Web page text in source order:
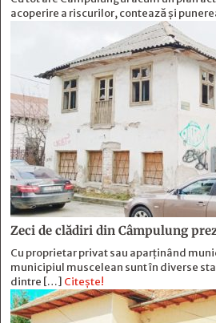
acoperire a riscurilor, contează și
Zeci de clădiri din Câmpulung
Cu proprietar privat sau aparținând
municipiul muscelean sunt în diverse
dintre […] Citește!